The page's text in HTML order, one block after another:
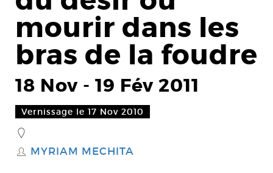
mourir dans les
bras de la foudre
18 Nov - 19 Fév 2011
Vernissage le 17 Nov 2010
_
S MYRIAM MECHITA